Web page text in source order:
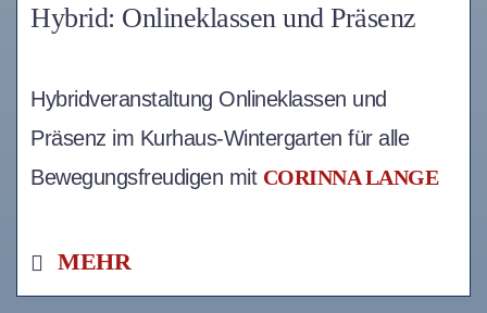
Hybrid: Onlineklassen und Präsenz
Hybridveranstaltung Onlineklassen und
Präsenz im Kurhaus-Wintergarten für alle
Bewegungsfreudigen mit CORINNA LANGE
MEHR